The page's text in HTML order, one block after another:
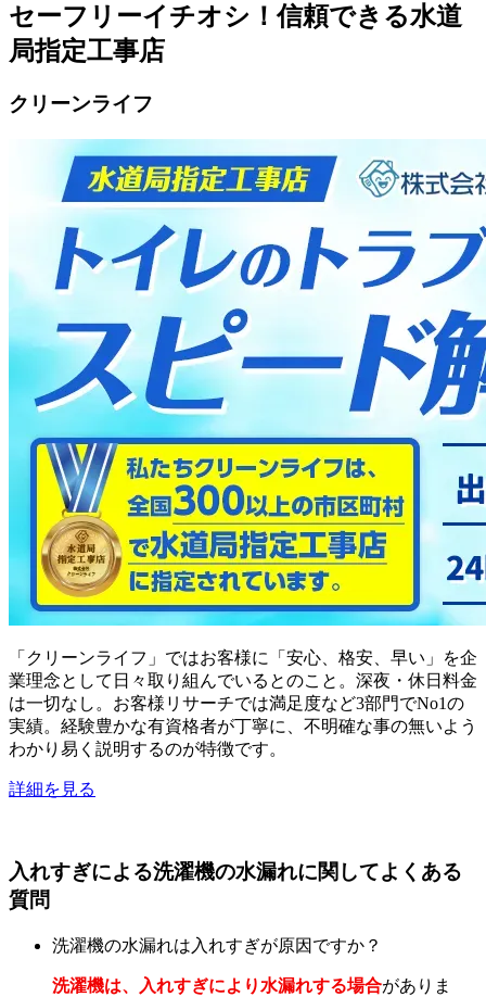
セーフリーイチオシ！信頼できる水道
局指定工事店
クリーンライフ
「クリーンライフ」ではお客様に「安心、格安、早い」を企
業理念として日々取り組んでいるとのこと。深夜・休日料金
は一切なし。お客様リサーチでは満足度など3部門でNo1の
実績。経験豊かな有資格者が丁寧に、不明確な事の無いよう
わかり易く説明するのが特徴です。
詳細を見る
入れすぎによる洗濯機の水漏れに関してよくある
質問
洗濯機の水漏れは入れすぎが原因ですか？
洗濯機は、入れすぎにより水漏れする場合がありま